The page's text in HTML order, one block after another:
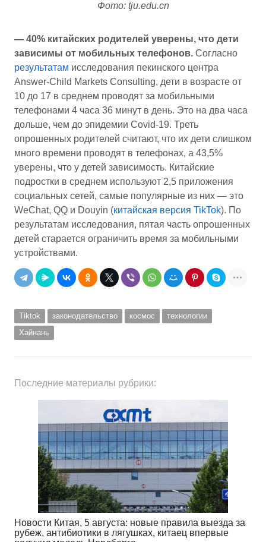
Фото: tju.edu.cn
— 40% китайских родителей уверены, что дети
зависимы от мобильных телефонов. Согласно
результатам исследования пекинского центра
Answer-Child Markets Consulting, дети в возрасте от
10 до 17 в среднем проводят за мобильными
телефонами 4 часа 36 минут в день. Это на два часа
дольше, чем до эпидемии Covid-19. Треть
опрошенных родителей считают, что их дети слишком
много времени проводят в телефонах, а 43,5%
уверены, что у детей зависимость. Китайские
подростки в среднем используют 2,5 приложения
социальных сетей, самые популярные из них — это
WeChat, QQ и Douyin (китайская версия TikTok). По
результатам исследования, пятая часть опрошенных
детей старается ограничить время за мобильными
устройствами.
Tiktok законодательство космос
технологии
Хайнань
Последние материалы рубрики:
Новости Китая, 5 августа: новые правила выезда за
рубеж, антибиотики в лягушках, китаец впервые